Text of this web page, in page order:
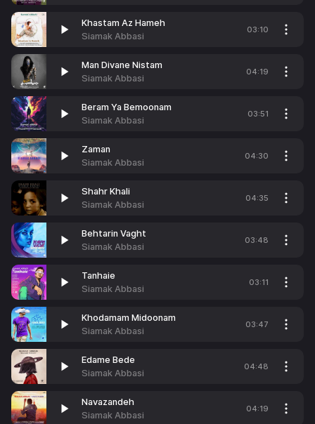
Khastam Az Hameh
Siamak Abbasi
03:10
Man Divane Nistam
Siamak Abbasi
04:19
Beram Ya Bemoonam
Siamak Abbasi
03:51
Zaman
Siamak Abbasi
04:30
Shahr Khali
Siamak Abbasi
04:35
Behtarin Vaght
Siamak Abbasi
03:48
Tanhaie
Siamak Abbasi
03:11
Khodamam Midoonam
Siamak Abbasi
03:47
Edame Bede
Siamak Abbasi
04:48
Navazandeh
Siamak Abbasi
04:19